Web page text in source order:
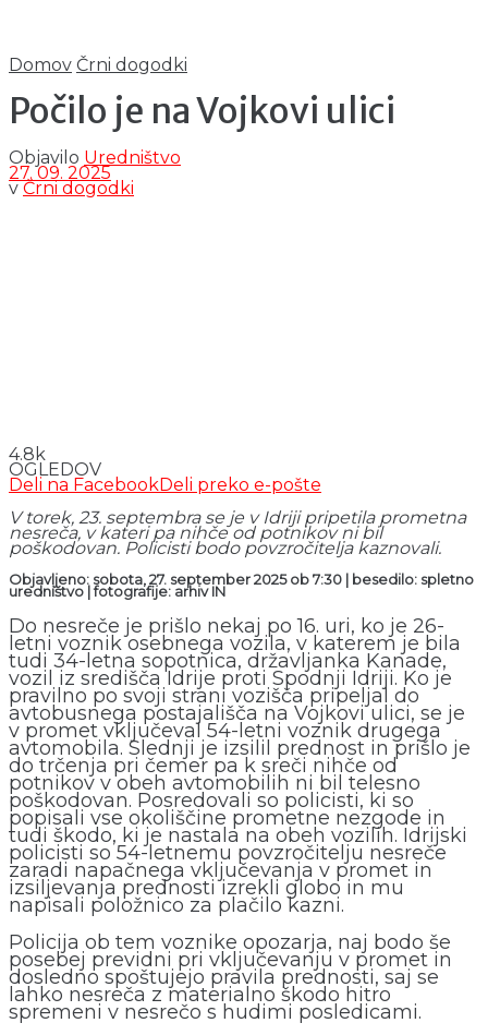
Domov Črni dogodki
Počilo je na Vojkovi ulici
Objavilo Uredništvo
27. 09. 2025
v Črni dogodki
4.8k
OGLEDOV
Deli na FacebookDeli preko e-pošte
V torek, 23. septembra se je v Idriji pripetila prometna
nesreča, v kateri pa nihče od potnikov ni bil
poškodovan. Policisti bodo povzročitelja kaznovali.
Objavljeno: sobota, 27. september 2025 ob 7:30 | besedilo: spletno
uredništvo |fotografije: arhiv IN
Do nesreče je prišlo nekaj po 16. uri, ko je 26-
letni voznik osebnega vozila, v katerem je bila
tudi 34-letna sopotnica, državljanka Kanade,
vozil iz središča Idrije proti Spodnji Idriji. Ko je
pravilno po svoji strani vozišča pripeljal do
avtobusnega postajališča na Vojkovi ulici, se je
v promet vključeval 54-letni voznik drugega
avtomobila. Slednji je izsilil prednost in prišlo je
do trčenja pri čemer pa k sreči nihče od
potnikov v obeh avtomobilih ni bil telesno
poškodovan. Posredovali so policisti, ki so
popisali vse okoliščine prometne nezgode in
tudi škodo, ki je nastala na obeh vozilih. Idrijski
policisti so 54-letnemu povzročitelju nesreče
zaradi napačnega vključevanja v promet in
izsiljevanja prednosti izrekli globo in mu
napisali položnico za plačilo kazni.
Policija ob tem voznike opozarja, naj bodo še
posebej previdni pri vključevanju v promet in
dosledno spoštujejo pravila prednosti, saj se
lahko nesreča z materialno škodo hitro
spremeni v nesrečo s hudimi posledicami.